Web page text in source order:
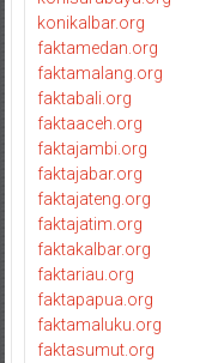
konikalbar.org
faktamedan.org
faktamalang.org
faktabali.org
faktaaceh.org
faktajambi.org
faktajabar.org
faktajateng.org
faktajatim.org
faktakalbar.org
faktariau.org
faktapapua.org
faktamaluku.org
faktasumut.org